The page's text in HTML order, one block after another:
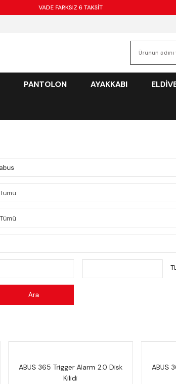
VADE FARKSIZ 6 TAKSİT
PANTOLON AYAKKABI
Ara
ABUS 365 Trigger Alarm 2.0 Disk
Kilidi
ABUS